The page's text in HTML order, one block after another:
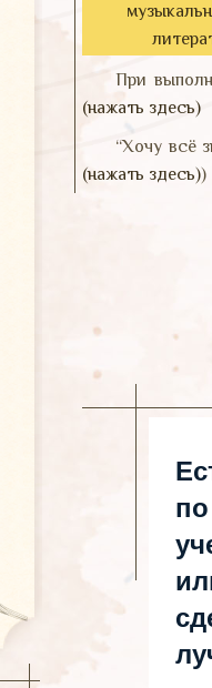
При
(нажать здесь)
“Хочу всё
(нажать здесь))